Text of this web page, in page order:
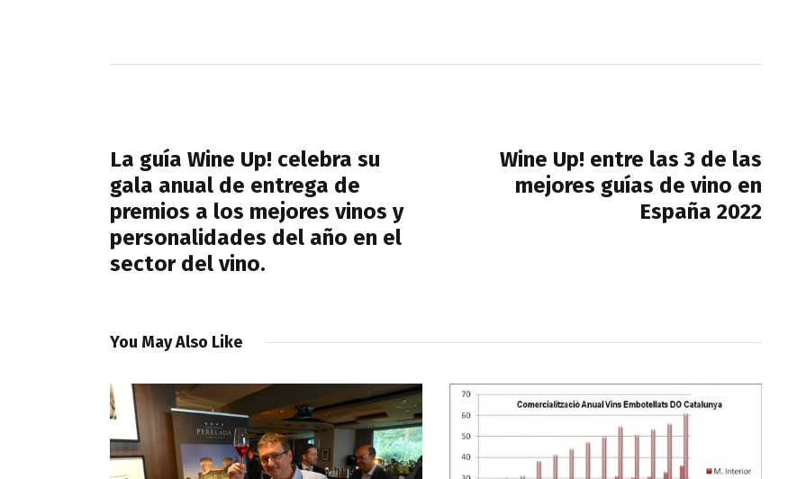
entradas
La guía Wine Up! celebra su
gala anual de entrega de
premios a los mejores vinos y
personalidades del año en el
sector del vino.
Wine Up! entre las 3 de las
mejores guías de vino en
España 2022
You May Also Like